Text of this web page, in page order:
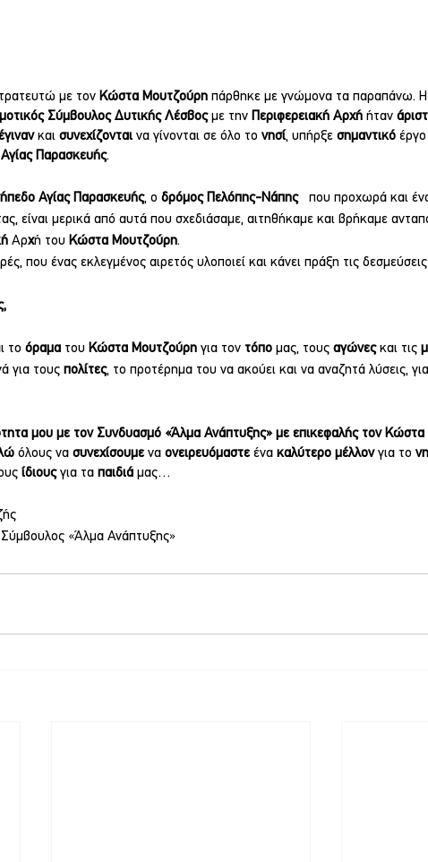
με τον Κώστα Μουτζούρη πάρθηκε με γνώμονα τα παραπάνω. Η
Σύμβουλος Δυτικής Λέσβος με την Περιφερειακή Αρχή ήταν
και συνεχίζονται να γίνονται σε όλο το νησί, υπήρξε σημαντικό
Αγίας Παρασκευής.
Αγίας Παρασκευής, ο δρόμος Πελόπης-Νάπης που προχωρά και
είναι μερικά από αυτά που σχεδιάσαμε, αιτηθήκαμε και βρήκαμε
Αρχή του Κώστα Μουτζούρη.
που ένας εκλεγμένος αιρετός υλοποιεί και κάνει πράξη τις
το όραμα του Κώστα Μουτζούρη για τον τόπο μας, τους αγώνες και τις
για τους πολίτες, το προτέρημα του να ακούει και να αναζητά λύσεις,
μου με τον Συνδυασμό «Άλμα Ανάπτυξης» με επικεφαλής τον Κώστα
όλους να συνεχίσουμε να ονειρευόμαστε ένα καλύτερο μέλλον για το
ίδιους για τα παιδιά μας…
«Άλμα Ανάπτυξης»